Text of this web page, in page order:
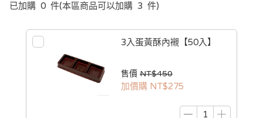
已加購 0 件(本區商品可以加購 3 件)
3入蛋黃酥內襯【50入】
售價 NT$450
加價購 NT$275